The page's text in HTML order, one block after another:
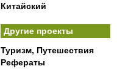
Китайский
Другие проекты
Туризм, Путешествия
Рефераты